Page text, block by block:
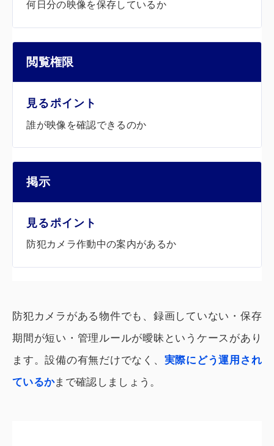
何日分の映像を保存しているか
閲覧権限
誰が映像を確認できるのか
掲示
防犯カメラ作動中の案内があるか
防犯カメラがある物件でも、録画していない・保存
期間が短い・管理ルールが曖昧というケースがあり
ます。設備の有無だけでなく、 実際にどう運用され
ているかまで確認しましょう。